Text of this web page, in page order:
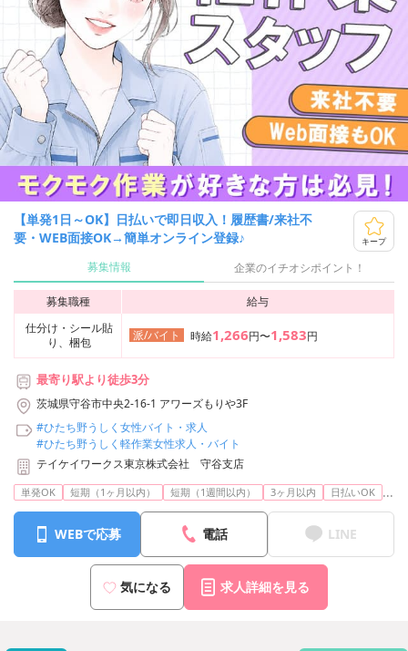
【単発1日～OK】日払いで即日収入！履歴書/来社不
要・WEB面接OK→簡単オンライン登録♪
キープ
募集情報 企業のイチオシポイント！
募集職種
給与
仕分け・シール貼
り、梱包
派/バイト 時給1,266円〜1,583円
最寄り駅より徒歩3分
茨城県守谷市中央2-16-1 アワーズもりや3F
#ひたち野うしく女性バイト・求人
#ひたち野うしく軽作業女性求人・バイト
テイケイワークス東京株式会社 守谷支店
単発OK 短期（1ヶ月以内） 短期（1週間以内） 3ヶ月以内 日払いOK ...
WEBで応募 電話 LINE
気になる 求人詳細を見る